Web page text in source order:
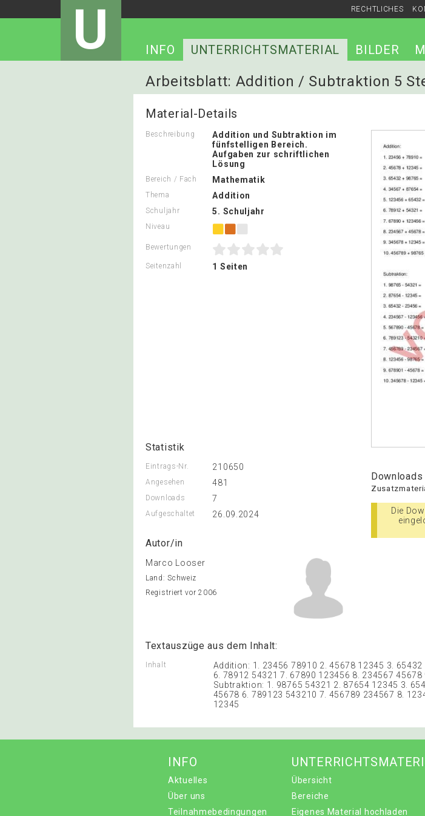
RECHTLICHES
U INFO UNTERRICHTSMATERIAL BILDER
Arbeitsblatt: Addition / Subtraktion 5
Material-Details
Beschreibung
Addition und Subtraktion im
fünfstelligen Bereich.
Aufgaben zur schriftlichen
Lösung
Bereich / Fach Mathematik
Thema Addition
Schuljahr 5. Schuljahr
Niveau
Bewertungen
Seitenzahl 1 Seiten
Statistik
Eintrags-Nr. 210650
Angesehen 481
Downloads 7
Aufgeschaltet 26.09.2024
Autor/in
Marco Looser
Land: Schweiz
Registriert vor 2006
Downloads
Die
Textauszüge aus dem Inhalt:
Inhalt
Addition: 1. 23456 78910 2. 45678 12345 3.
6. 78912 54321 7. 67890 123456 8. 234567
Subtraktion: 1. 98765 54321 2. 87654 12345 3.
45678 6. 789123 543210 7. 456789 234567 8.
12345
INFO
Aktuelles
Über uns
Teilnahmebedingungen
Übersicht
Bereiche
Eigenes Material hochladen